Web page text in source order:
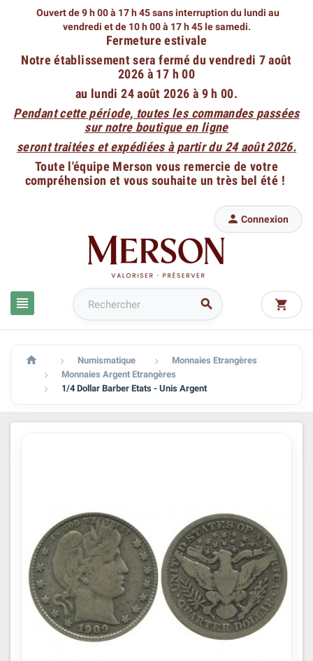
Ouvert de 9 h 00 à 17 h 45 sans interruption du lundi au
vendredi et de 10 h 00 à 17 h 45 le samedi.
Fermeture estivale
Notre établissement sera fermé du vendredi 7 août
2026 à 17 h 00
au lundi 24 août 2026 à 9 h 00.
Pendant cette période, toutes les commandes passées
sur notre boutique en ligne
seront traitées et expédiées à partir du 24 août 2026.
Toute l'équipe Merson vous remercie de votre
compréhension et vous souhaite un très bel été !
 
 Connexion

  Numismatique  Monnaies Etrangères
 Monnaies Argent Etrangères
 1/4 Dollar Barber Etats - Unis Argent